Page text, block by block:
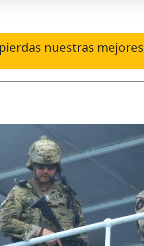
nuestras